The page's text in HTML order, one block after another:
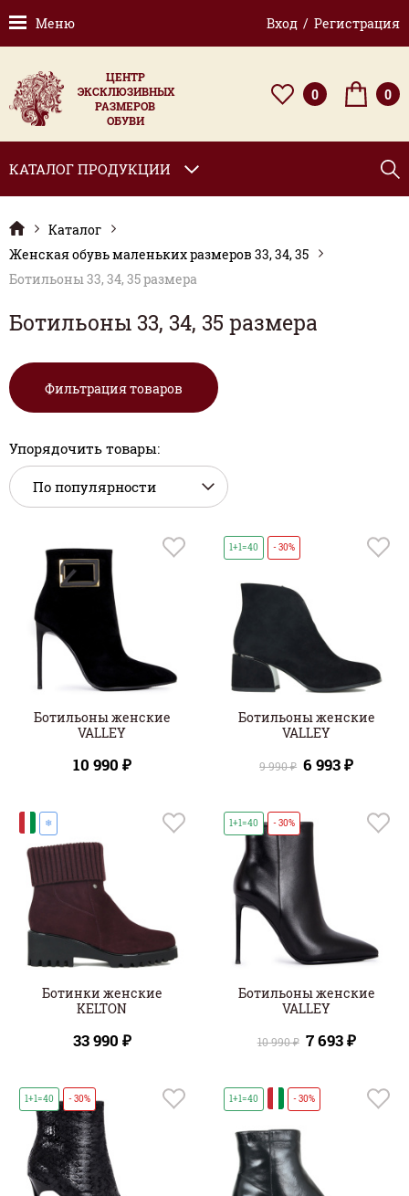
Меню Вход / Регистрация
ЦЕНТР
ЭКСКЛЮЗИВНЫХ
РАЗМЕРОВ
ОБУВИ
0 0
КАТАЛОГ ПРОДУКЦИИ
Каталог
Женская обувь маленьких размеров 33, 34, 35
Ботильоны 33, 34, 35 размера
Ботильоны 33, 34, 35 размера
Фильтрация товаров
Упорядочить товары:
Ботильоны женские
VALLEY
10 990 ₽
1+1=40 - 30%
Ботильоны женские
VALLEY
9 990 ₽ 6 993 ₽
❄
Ботинки женские
KELTON
33 990 ₽
1+1=40 - 30%
Ботильоны женские
VALLEY
10 990 ₽ 7 693 ₽
1+1=40 - 30% 1+1=40 - 30%